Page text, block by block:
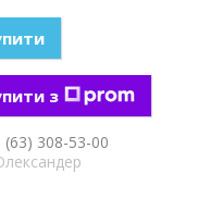
з
(63) 308-53-00